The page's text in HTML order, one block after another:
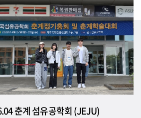
춘계 섬유공학회 (JEJU)